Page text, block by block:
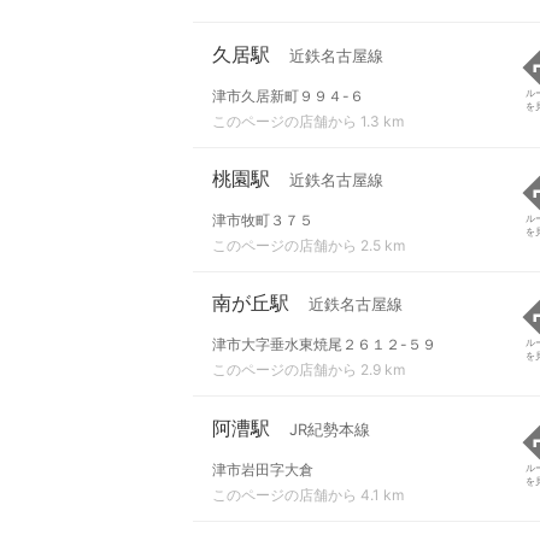
久居駅 近鉄名古屋線
津市久居新町９９４-６
このページの店舗から 1.3 km
ル
を
桃園駅 近鉄名古屋線
津市牧町３７５
このページの店舗から 2.5 km
ル
を
南が丘駅 近鉄名古屋線
津市大字垂水東焼尾２６１２-５９
このページの店舗から 2.9 km
ル
を
阿漕駅 JR紀勢本線
津市岩田字大倉
このページの店舗から 4.1 km
ル
を